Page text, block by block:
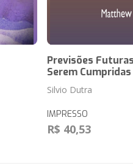
Previsões
Serem Cumpridas
Silvio Dutra
IMPRESSO
R$ 40,53